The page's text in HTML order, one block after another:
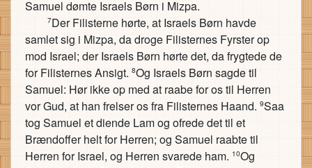
Samuel dømte Israels Børn i Mizpa.
7Der Filisterne hørte, at Israels Børn havde
samlet sig i Mizpa, da droge Filisternes Fyrster op
mod Israel; der Israels Børn hørte det, da frygtede de
for Filisternes Ansigt. 8Og Israels Børn sagde til
Samuel: Hør ikke op med at raabe for os til Herren
vor Gud, at han frelser os fra Filisternes Haand. 9Saa
tog Samuel et diende Lam og ofrede det til et
Brændoffer helt for Herren; og Samuel raabte til
Herren for Israel, og Herren svarede ham. 10Og